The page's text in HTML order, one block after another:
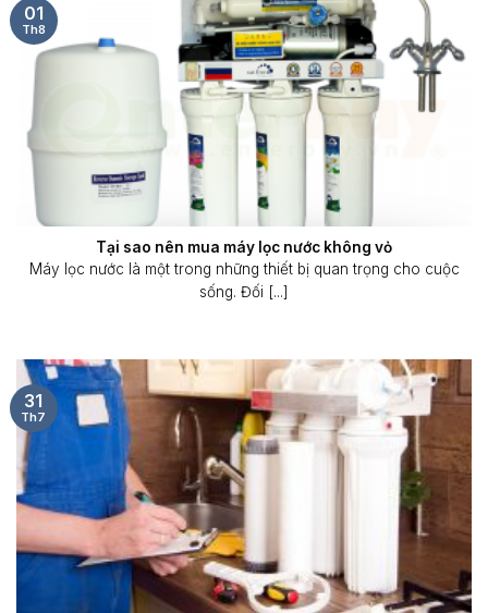
Tại sao nên mua máy lọc nước không vỏ
Máy lọc nước là một trong những thiết bị quan trọng cho cuộc
sống. Đối [...]
01
Th8
31
Th7